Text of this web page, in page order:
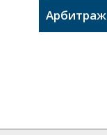
Арбитраж